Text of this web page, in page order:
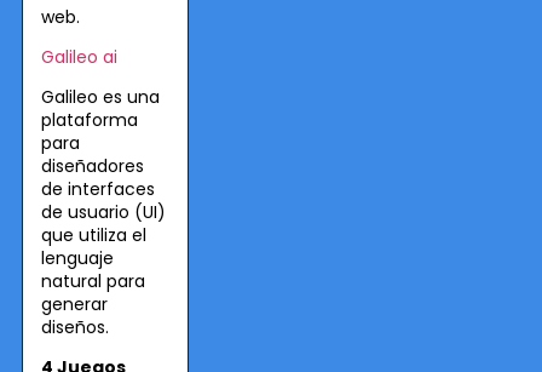
web.
Galileo ai
Galileo es una
plataforma
para
diseñadores
de interfaces
de usuario (UI)
que utiliza el
lenguaje
natural para
generar
diseños.